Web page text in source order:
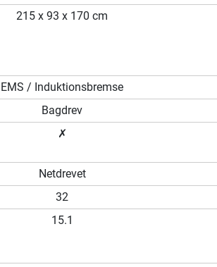
215 x 93 x 170 cm
EMS / Induktionsbremse
Bagdrev
✗
Netdrevet
32
15.1